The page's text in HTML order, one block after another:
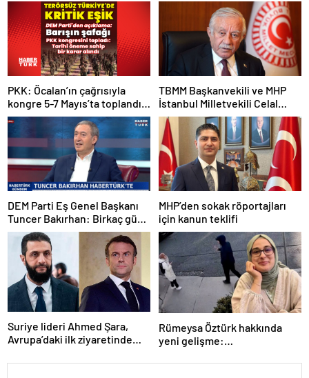
PKK: Öcalan’ın çağrısıyla
kongre 5-7 Mayıs’ta toplandı!
Tarihi bir karar alındı!
TBMM Başkanvekili ve MHP
İstanbul Milletvekili Celal
Adan: Kan ve kin devri
kapanmıştır
DEM Parti Eş Genel Başkanı
Tuncer Bakırhan: Birkaç gün
içerisinde kongre kararları
açıklanacak
MHP’den sokak röportajları
için kanun teklifi
Suriye lideri Ahmed Şara,
Avrupa’daki ilk ziyaretinde
Rümeysa Öztürk hakkında
yeni gelişme:
geciktirilmemesini istedi